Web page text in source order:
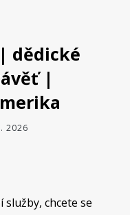
dědické
|
2026
služby, chcete se